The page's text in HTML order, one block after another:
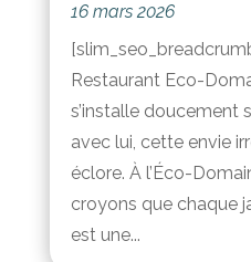
16 mars 2026
Restaurant Eco-
s’installe doucement
avec lui, cette envie
éclore. À l’Éco-
croyons que chaque
est une...